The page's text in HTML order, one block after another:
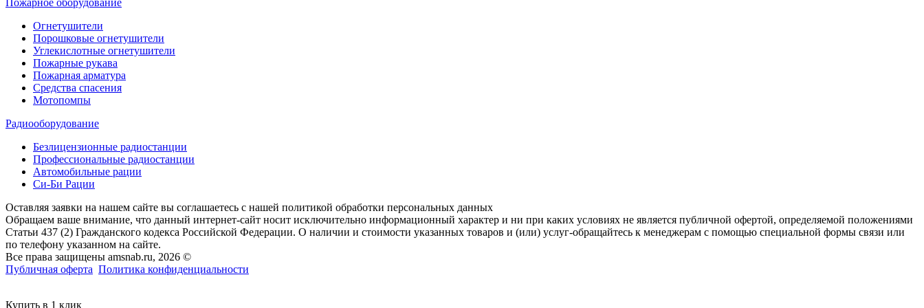
Огнетушители
Порошковые огнетушители
Углекислотные огнетушители
Пожарные рукава
Пожарная арматура
Средства спасения
Мотопомпы
Радиооборудование
Безлицензионные радиостанции
Профессиональные радиостанции
Автомобильные рации
Си-Би Рации
Оставляя заявки на нашем сайте вы соглашаетесь с нашей политикой обработки персональных данных
Обращаем ваше внимание, что данный интернет-сайт носит исключительно информационный характер и ни при каких условиях не является публичной офертой, определяемой положениями
Статьи 437 (2) Гражданского кодекса Российской Федерации. О наличии и стоимости указанных товаров и (или) услуг-обращайтесь к менеджерам с помощью специальной формы связи или
по телефону указанном на сайте.
Все права защищены amsnab.ru, 2026 ©
Публичная оферта Политика конфиденциальности
Купить в 1 клик